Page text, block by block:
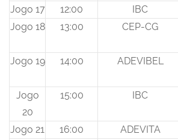
Jogo 17
12:00 IBC
Jogo 18
13:00 CEP-CG
Jogo 19 14:00 ADEVIBEL
Jogo
20
15:00 IBC
Jogo 21 16:00 ADEVITA